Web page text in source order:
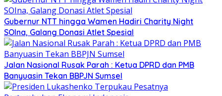
Gubernur NTT hingga Wamen Hadiri Charity Night
SOIna, Galang Donasi Atlet Spesial
Jalan Nasional Rusak Parah : Ketua DPRD dan PMB
Banyuasin Tekan BBPJN Sumsel